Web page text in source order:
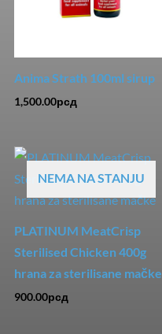
Anima Strath 100ml sirup
1,500.00рсд
NEMA NA STANJU
PLATINUM MeatCrisp
Sterilised Chicken 400g
hrana za sterilisane mačke
900.00рсд